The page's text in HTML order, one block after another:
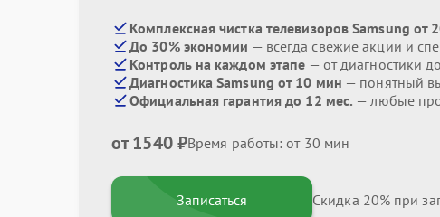
Комплексная чистка телевизоров Samsung от
До 30% экономии — всегда свежие акции и
Контроль на каждом этапе — от диагностики
Диагностика Samsung от 10 мин — понятный
Официальная гарантия до 12 мес. — любые
от 1540 ₽Время работы: от 30 мин
Записаться Скидка 20% при